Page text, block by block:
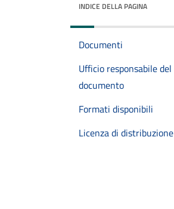
INDICE DELLA PAGINA
Documenti
Ufficio responsabile del
documento
Formati disponibili
Licenza di distribuzione